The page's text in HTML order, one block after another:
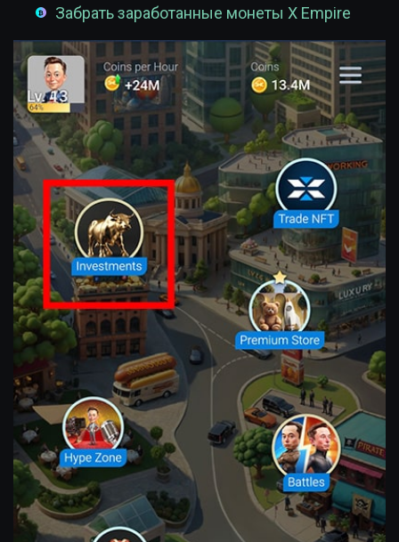
Забрать заработанные монеты X Empire